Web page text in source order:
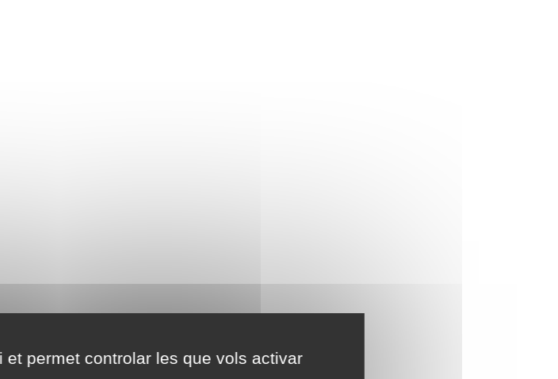
permet controlar les que vols activar